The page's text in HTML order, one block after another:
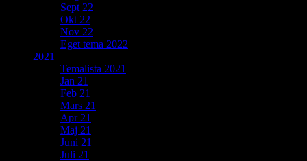
Sept 22
Okt 22
Nov 22
Eget tema 2022
2021
Temalista 2021
Jan 21
Feb 21
Mars 21
Apr 21
Maj 21
Juni 21
Juli 21